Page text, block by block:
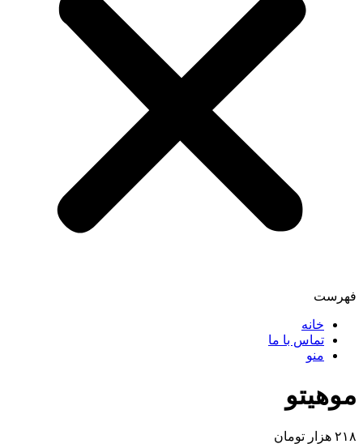
فهرست
خانه
تماس با ما
منو
موهیتو
۲۱۸ هزار تومان